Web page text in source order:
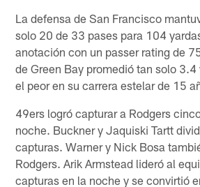
La defensa de San Francisco
solo 20 de 33 pases para 104
anotación con un passer rating de
de Green Bay promedió tan solo 3.4
el peor en su carrera estelar de 15
49ers logró capturar a Rodgers
noche. Buckner y Jaquiski Tartt
capturas. Warner y Nick Bosa
Rodgers. Arik Armstead lideró al
capturas en la noche y se convirtió